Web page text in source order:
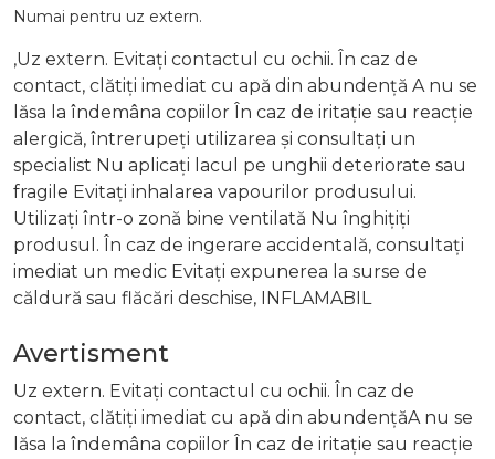
Numai pentru uz extern.
,Uz extern. Evitați contactul cu ochii. În caz de
contact, clătiți imediat cu apă din abundență A nu se
lăsa la îndemâna copiilor În caz de iritație sau reacție
alergică, întrerupeți utilizarea și consultați un
specialist Nu aplicați lacul pe unghii deteriorate sau
fragile Evitați inhalarea vapourilor produsului.
Utilizați într-o zonă bine ventilată Nu înghițiți
produsul. În caz de ingerare accidentală, consultați
imediat un medic Evitați expunerea la surse de
căldură sau flăcări deschise, INFLAMABIL
Avertisment
Uz extern. Evitați contactul cu ochii. În caz de
contact, clătiți imediat cu apă din abundențăA nu se
lăsa la îndemâna copiilor În caz de iritație sau reacție